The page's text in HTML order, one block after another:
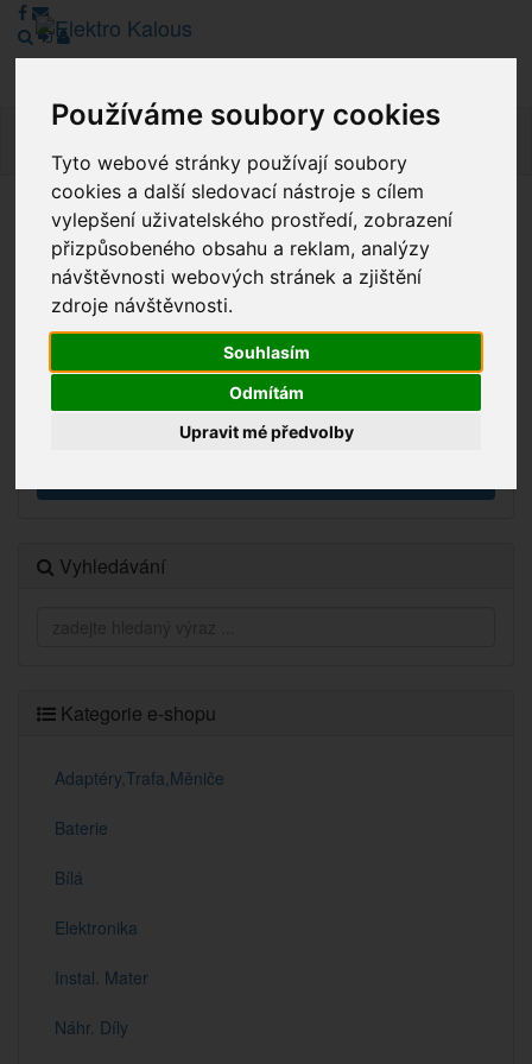
Používáme soubory cookies
Tyto webové stránky používají soubory
cookies a další sledovací nástroje s cílem
vylepšení uživatelského prostředí, zobrazení
přizpůsobeného obsahu a reklam, analýzy
návštěvnosti webových stránek a zjištění
zdroje návštěvnosti.
Souhlasím
Odmítám
Upravit mé předvolby
Vážení zákazníci, v tuto chvíli je Náš internetový obchod v
režimu Katalogu. Objednávky on-line nyní nelze vyřídit.
Děkujeme za pochopení.
Výprodej
Vyhledávání
Kategorie e-shopu
Adaptéry,Trafa,Měniče
Baterie
Bílá
Elektronika
Instal. Mater
Náhr. Díly